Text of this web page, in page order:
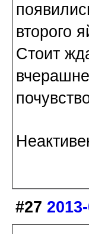
второго
Стоит
#27